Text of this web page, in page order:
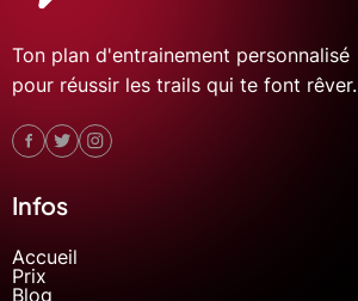
Ton plan d'entrainement personnalisé
pour réussir les trails qui te font rêver.
Infos
Accueil
Prix
Blog